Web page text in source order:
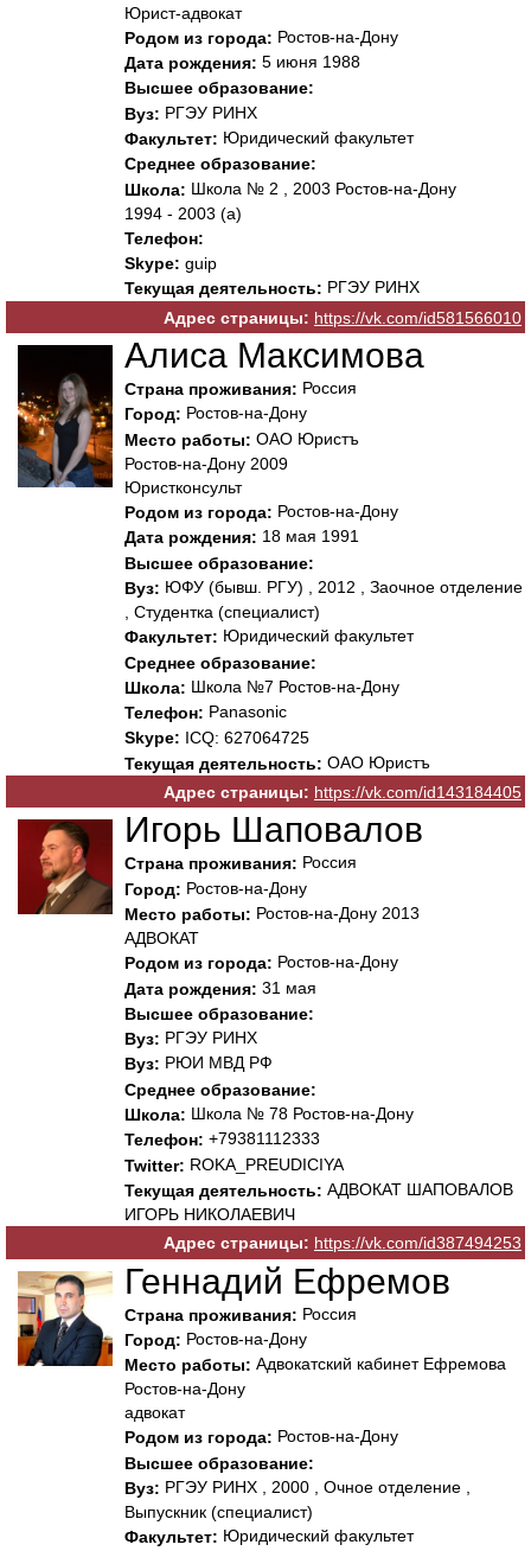
Юрист-адвокат
Родом из города: Ростов-на-Дону
Дата рождения: 5 июня 1988
Высшее образование:
Вуз: РГЭУ РИНХ
Факультет: Юридический факультет
Среднее образование:
Школа: Школа № 2 , 2003 Ростов-на-Дону
1994 - 2003 (а)
Телефон:
Skype: guip
Текущая деятельность: РГЭУ РИНХ
Адрес страницы: https://vk.com/id581566010
Алиса Максимова
Страна проживания: Россия
Город: Ростов-на-Дону
Место работы: ОАО Юристъ
Ростов-на-Дону 2009
Юристконсульт
Родом из города: Ростов-на-Дону
Дата рождения: 18 мая 1991
Высшее образование:
Вуз: ЮФУ (бывш. РГУ) , 2012 , Заочное отделение
, Студентка (специалист)
Факультет: Юридический факультет
Среднее образование:
Школа: Школа №7 Ростов-на-Дону
Телефон: Panasonic
Skype: ICQ: 627064725
Текущая деятельность: ОАО Юристъ
Адрес страницы: https://vk.com/id143184405
Игорь Шаповалов
Страна проживания: Россия
Город: Ростов-на-Дону
Место работы: Ростов-на-Дону 2013
АДВОКАТ
Родом из города: Ростов-на-Дону
Дата рождения: 31 мая
Высшее образование:
Вуз: РГЭУ РИНХ
Вуз: РЮИ МВД РФ
Среднее образование:
Школа: Школа № 78 Ростов-на-Дону
Телефон: +79381112333
Twitter: ROKA_PREUDICIYA
Текущая деятельность: АДВОКАТ ШАПОВАЛОВ
ИГОРЬ НИКОЛАЕВИЧ
Адрес страницы: https://vk.com/id387494253
Геннадий Ефремов
Страна проживания: Россия
Город: Ростов-на-Дону
Место работы: Адвокатский кабинет Ефремова
Ростов-на-Дону
адвокат
Родом из города: Ростов-на-Дону
Высшее образование:
Вуз: РГЭУ РИНХ , 2000 , Очное отделение ,
Выпускник (специалист)
Факультет: Юридический факультет